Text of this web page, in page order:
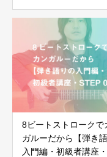
8ビートストロークで
ガルーだから【弾き
入門編・初級者講座・